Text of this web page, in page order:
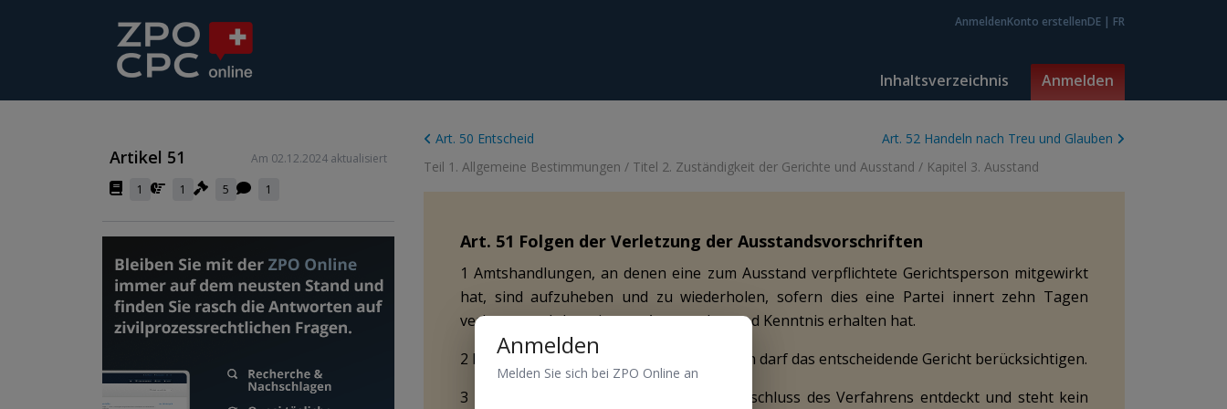
AnmeldenKonto erstellenDE | FR
Inhaltsverzeichnis Anmelden
Artikel 51
Am 02.12.2024 aktualisiert
1
1 5 1
Art. 50 Entscheid
Art. 52 Handeln nach Treu und Glauben
Teil 1. Allgemeine Bestimmungen / Titel 2. Zuständigkeit der Gerichte und Ausstand / Kapitel 3. Ausstand
Art. 51 Folgen der Verletzung der Ausstandsvorschriften
1 Amtshandlungen, an denen eine zum Ausstand verpflichtete Gerichtsperson mitgewirkt
hat, sind aufzuheben und zu wiederholen, sofern dies eine Partei innert zehn Tagen
verlangt, nachdem sie vom Ausstandsgrund Kenntnis erhalten hat.
2 Nicht wiederholbare Beweismassnahmen darf das entscheidende Gericht berücksichtigen.
3 Wird der Ausstandsgrund erst nach Abschluss des Verfahrens entdeckt und steht kein
Anmelden
Melden Sie sich bei ZPO Online an